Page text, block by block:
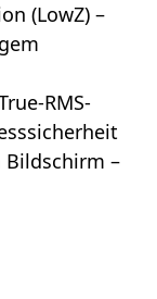
(LowZ) –
RMS-
Bildschirm –